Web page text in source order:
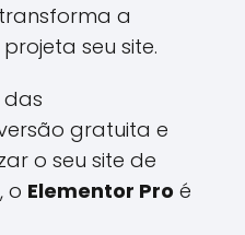
a
seu site.
das
gratuita e
o seu site de
o Elementor Pro é